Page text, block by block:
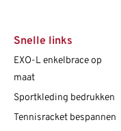
Snelle links
EXO-L enkelbrace op
maat
Sportkleding bedrukken
Tennisracket bespannen